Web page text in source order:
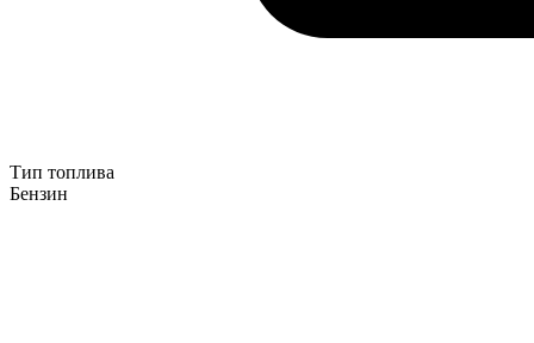
Тип топлива
Бензин